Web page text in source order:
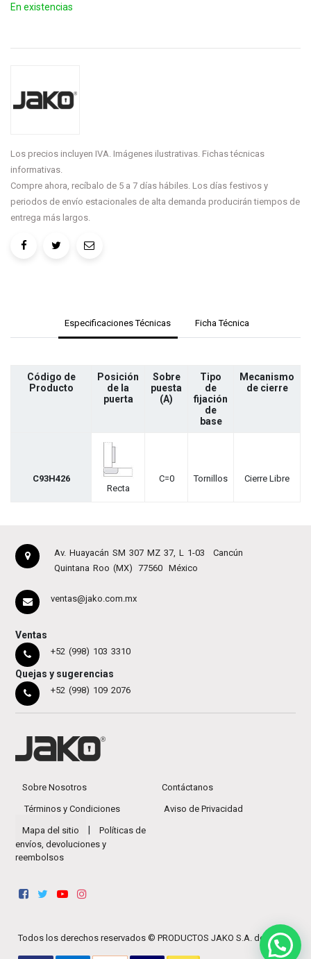
En existencias
Los precios incluyen IVA. Imágenes ilustrativas. Fichas técnicas
informativas.
Compre ahora, recíbalo de 5 a 7 días hábiles. Los días festivos y
periodos de envío estacionales de alta demanda producirán tiempos de
entrega más largos.
Especificaciones Técnicas Ficha Técnica
Código de
Producto
Posición
de la
puerta
Sobre
puesta
(A)
Tipo
de
fijación
de
base
Mecanismo
de cierre
C93H426
Recta
C=0 Tornillos Cierre Libre
Av. Huayacán SM 307 MZ 37, L 1-03
Cancún
Quintana Roo (MX)
77560 México
ventas@jako.com.mx
Ventas
+52 (998) 103 3310
Quejas y sugerencias
+52 (998) 109 2076
Sobre Nosotros Contáctanos
Términos y Condiciones Aviso de Privacidad
Mapa del sitio
Políticas de
envíos, devoluciones y
reembolsos
Todos los derechos reservados © PRODUCTOS JAKO S.A. de C.V.